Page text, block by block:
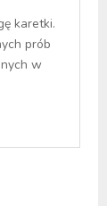
karetki.
prób
w